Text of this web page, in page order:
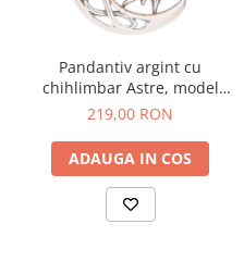
Pandantiv argint cu
chihlimbar Astre, model
celtic
219,00 RON
ADAUGA IN COS